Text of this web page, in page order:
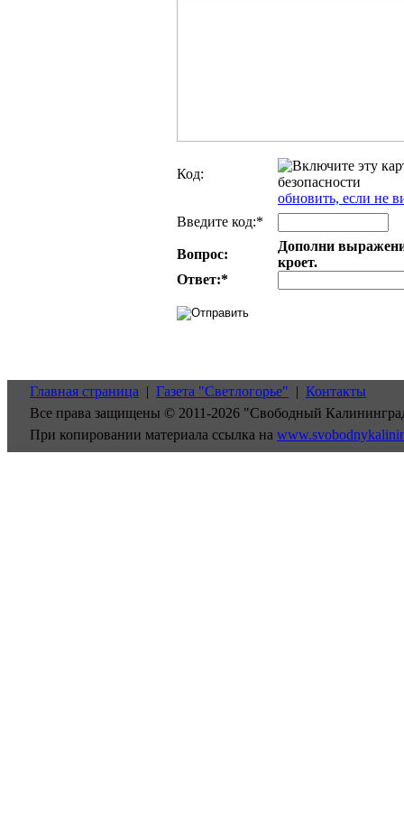
Код:
обновить, если не
Введите код:*
Вопрос:
Дополни
кроет.
Ответ:*
Главная страница | Газета "Светлогорье" | Контакты
Все права защищены © 2011-2026 "Свободный
При копировании материала ссылка на